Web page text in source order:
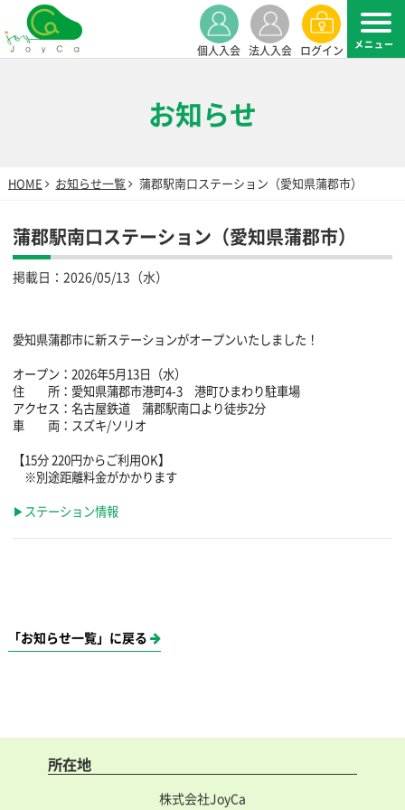
個人入会 法人入会 ログイン
お知らせ
HOME お知らせ一覧 蒲郡駅南口ステーション（愛知県蒲郡市）
蒲郡駅南口ステーション（愛知県蒲郡市）
掲載日： 2026/05/13（水）
愛知県蒲郡市に新ステーションがオープンいたしました！
オープン：2026年5月13日（水）
住 所：愛知県蒲郡市港町4-3 港町ひまわり駐車場
アクセス：名古屋鉄道 蒲郡駅南口より徒歩2分
車 両：スズキ/ソリオ
【15分 220円からご利用OK】
※別途距離料金がかかります
▶ステーション情報
「お知らせ一覧」に戻る
所在地
株式会社JoyCa